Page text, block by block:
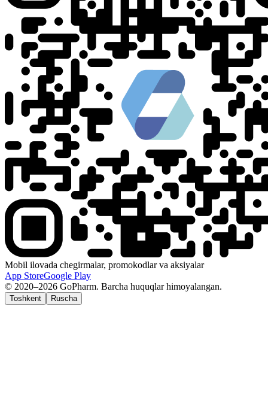
Mobil ilovada chegirmalar, promokodlar va aksiyalar
App StoreGoogle Play
© 2020–2026 GoPharm. Barcha huquqlar himoyalangan.
Toshkent Ruscha